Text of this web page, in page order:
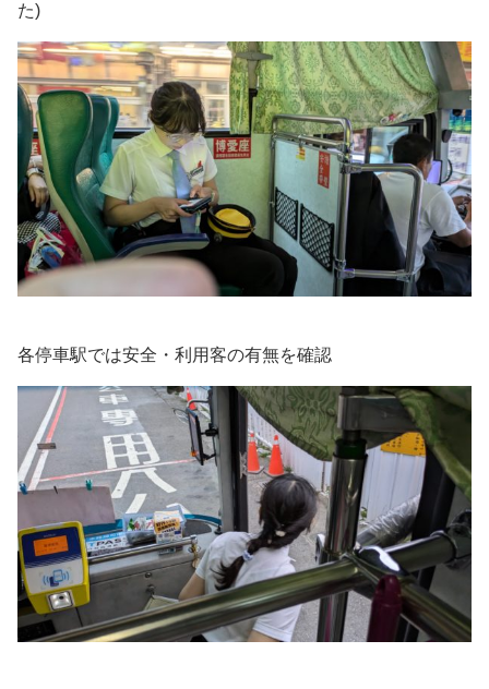
た)
各停車駅では安全・利用客の有無を確認